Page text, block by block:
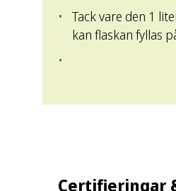
Tack vare den 1
kan flaskan fyllas
Certifieringar